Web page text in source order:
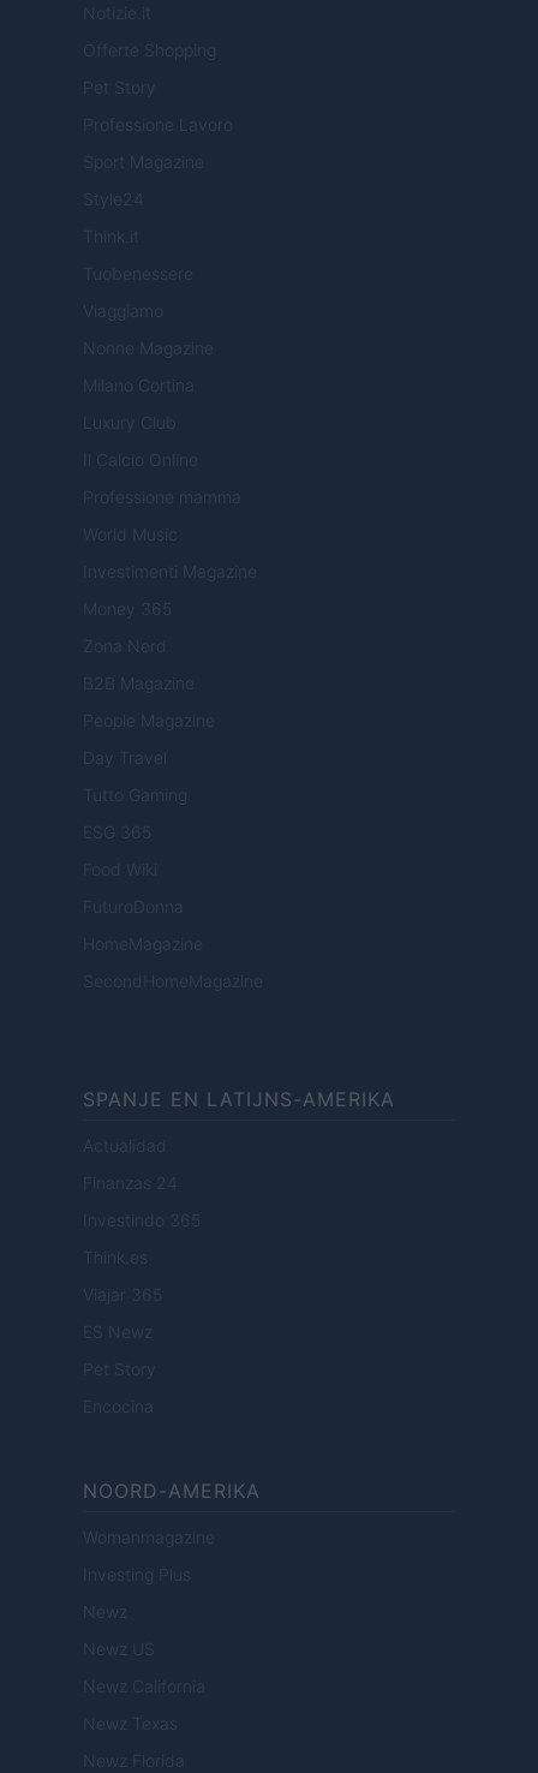
Notizie.it
Offerte Shopping
Pet Story
Professione Lavoro
Sport Magazine
Style24
Think.it
Tuobenessere
Viaggiamo
Nonne Magazine
Milano Cortina
Luxury Club
Il Calcio Online
Professione mamma
World Music
Investimenti Magazine
Money 365
Zona Nerd
B2B Magazine
People Magazine
Day Travel
Tutto Gaming
ESG 365
Food Wiki
FuturoDonna
HomeMagazine
SecondHomeMagazine
SPANJE EN LATIJNS-AMERIKA
Actualidad
Finanzas 24
Investindo 365
Think.es
Viajar 365
ES Newz
Pet Story
Encocina
NOORD-AMERIKA
Womanmagazine
Investing Plus
Newz
Newz US
Newz California
Newz Texas
Newz Florida